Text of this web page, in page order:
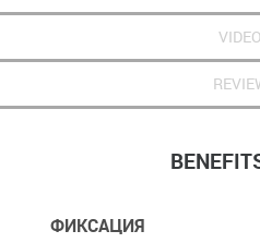
ФИКСАЦИЯ